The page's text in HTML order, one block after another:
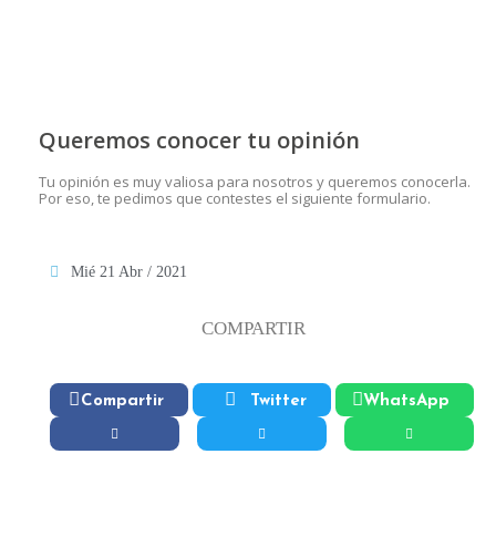
Queremos conocer tu opinión
Tu opinión es muy valiosa para nosotros y queremos conocerla.
Por eso, te pedimos que contestes el siguiente formulario.
Mié 21 Abr / 2021
COMPARTIR
Compartir Twitter WhatsApp